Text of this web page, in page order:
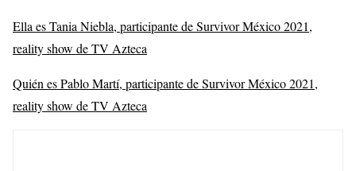
Ella es Tania Niebla, participante de Survivor México 2021,
reality show de TV Azteca
Quién es Pablo Martí, participante de Survivor México 2021,
reality show de TV Azteca